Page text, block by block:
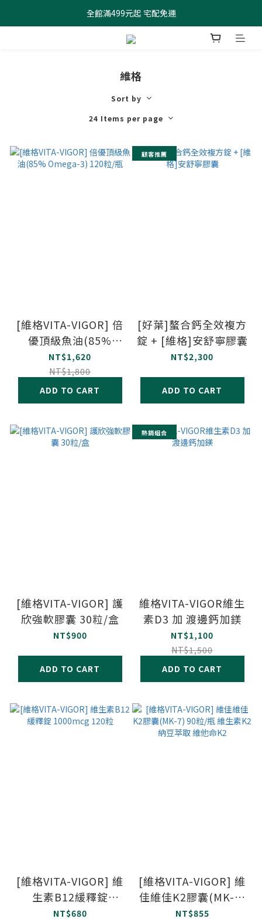
全館滿499元起 宅配免運
全館滿499元起 宅配免運
加入會員 $100元購物金現領現折
維格
Sort by
24 Items per page
[維格VITA-VIGOR] 倍
優頂級魚油(85%
Omega-3) 120粒/瓶
NT$1,620
NT$1,800
ADD TO CART
顧客推薦
[好葉]螯合鈣全效複方
錠 + [維格]安舒寧膠囊
NT$2,300
ADD TO CART
[維格VITA-VIGOR] 護
欣強軟膠囊 30粒/盒
NT$900
ADD TO CART
熱銷組合
維格VITA-VIGOR維生
素D3 加 渡邊鈣加鎂
NT$1,100
NT$1,500
ADD TO CART
[維格VITA-VIGOR] 維
生素B12緩釋錠
1000mcg 120粒
NT$680
[維格VITA-VIGOR] 維
佳維佳K2膠囊(MK-7)
90粒/瓶 維生素K2 納
NT$855